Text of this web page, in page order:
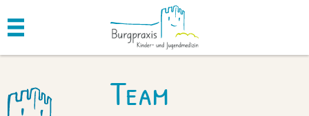
Team